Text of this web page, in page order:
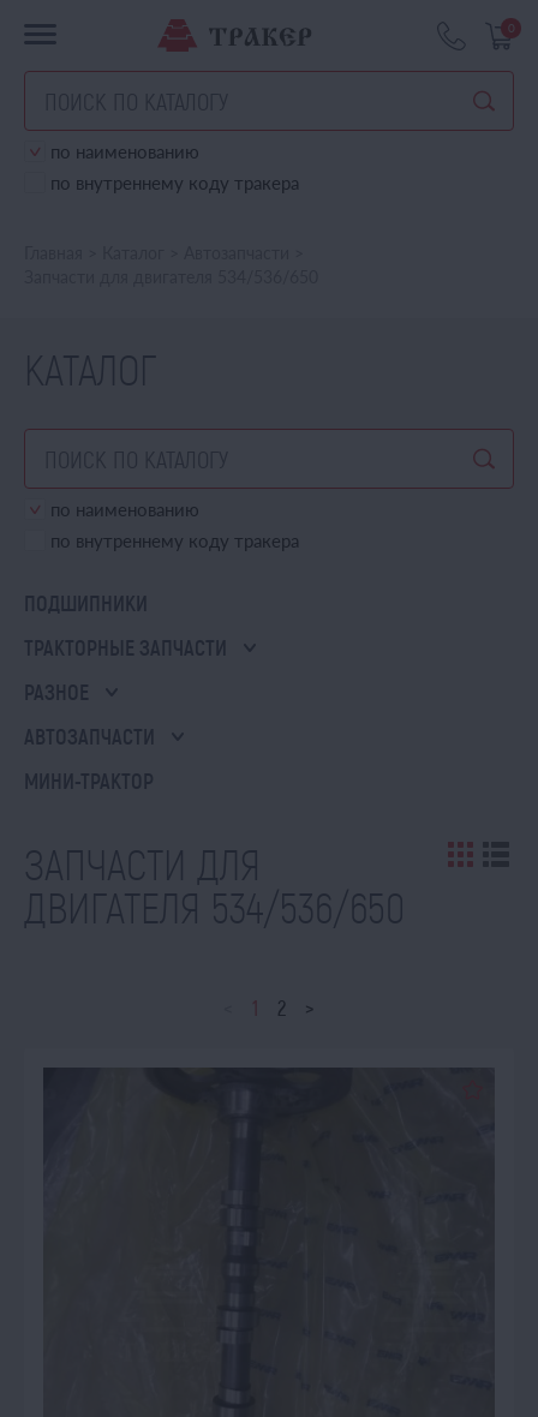
0
по наименованию
по внутреннему коду тракера
КАТАЛОГ
по наименованию
по внутреннему коду тракера
ПОДШИПНИКИ
ТРАКТОРНЫЕ ЗАПЧАСТИ
РАЗНОЕ
АВТОЗАПЧАСТИ
МИНИ-ТРАКТОР
ЗАПЧАСТИ ДЛЯ
ДВИГАТЕЛЯ 534/536/650
1 2 >